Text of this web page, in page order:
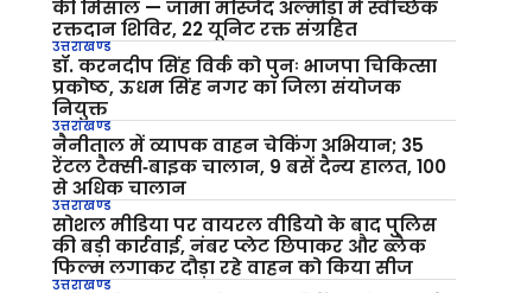
की मिसाल — जामा मस्जिद अल्मोड़ा में स्वैच्छिक
रक्तदान शिविर, 22 यूनिट रक्त संग्रहित
उत्तराखण्ड
डॉ. करनदीप सिंह विर्क को पुनः भाजपा चिकित्सा
प्रकोष्ठ, ऊधम सिंह नगर का जिला संयोजक
नियुक्त
उत्तराखण्ड
नैनीताल में व्यापक वाहन चेकिंग अभियान; 35
रेंटल टैक्सी‑बाइक चालान, 9 बसें दैन्य हालत, 100
से अधिक चालान
उत्तराखण्ड
सोशल मीडिया पर वायरल वीडियो के बाद पुलिस
की बड़ी कार्रवाई, नंबर प्लेट छिपाकर और ब्लैक
फिल्म लगाकर दौड़ा रहे वाहन को किया सीज
उत्तराखण्ड